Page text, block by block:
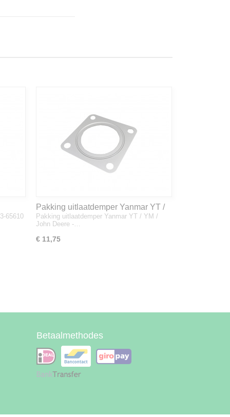
65610
Pakking uitlaatdemper Yanmar YT /
YM / John Deere - 128300-13230
Pakking uitlaatdemper Yanmar YT / YM /
John Deere -…
€ 11,75
Betaalmethodes